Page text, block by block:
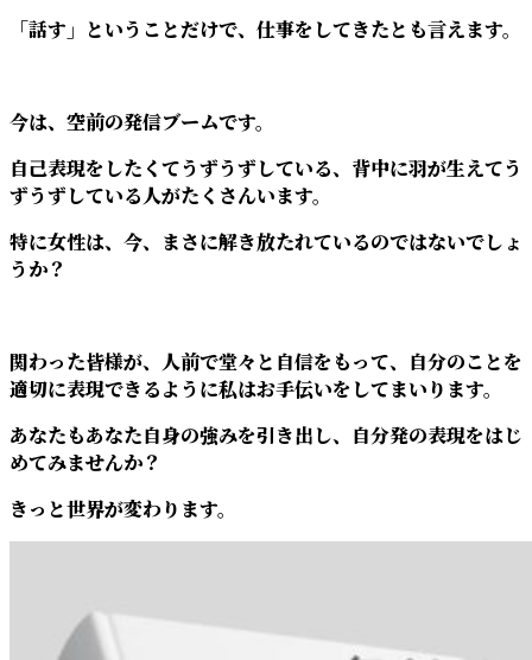
「話す」ということだけで、仕事をしてきたとも言えます。
今は、空前の発信ブームです。
自己表現をしたくてうずうずしている、背中に羽が生えてう
ずうずしている人がたくさんいます。
特に女性は、今、まさに解き放たれているのではないでしょ
うか？
関わった皆様が、人前で堂々と自信をもって、自分のことを
適切に表現できるように私はお手伝いをしてまいります。
あなたもあなた自身の強みを引き出し、自分発の表現をはじ
めてみませんか？
きっと世界が変わります。